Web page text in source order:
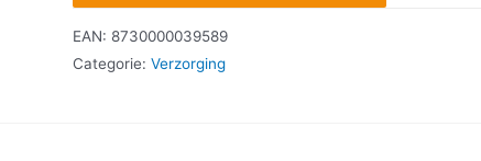
EAN:8730000039589
Categorie:Verzorging